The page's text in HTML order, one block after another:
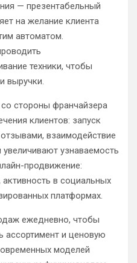
— презентабельный
на желание клиента
автоматом.
техники, чтобы
выручки.
стороны франчайзера
клиентов: запуск
взаимодействие
узнаваемость
продвижение:
активность в социальных
платформах.
ежедневно, чтобы
ассортимент и ценовую
моделей